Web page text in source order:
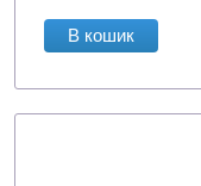
В кошик